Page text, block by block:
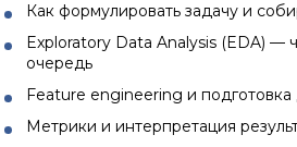
Как формулировать задачу и
Exploratory Data Analysis (EDA) —
очередь
Feature engineering и подготовка
Метрики и интерпретация